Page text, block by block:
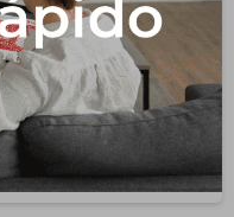
Sofá 2 Cuerpos Modelo
Chandon Gris
USD 1.096,5 USD 1.290,0